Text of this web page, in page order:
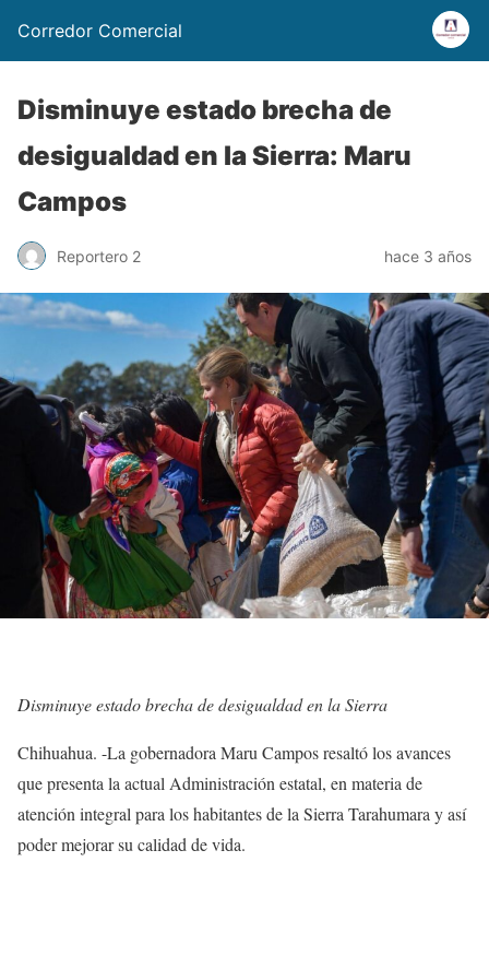
Corredor Comercial
Disminuye estado brecha de
desigualdad en la Sierra: Maru
Campos
Reportero 2 hace 3 años
Disminuye estado brecha de desigualdad en la Sierra
Chihuahua. -La gobernadora Maru Campos resaltó los avances
que presenta la actual Administración estatal, en materia de
atención integral para los habitantes de la Sierra Tarahumara y así
poder mejorar su calidad de vida.